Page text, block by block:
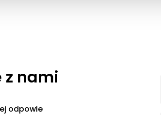
z nami
odpowie